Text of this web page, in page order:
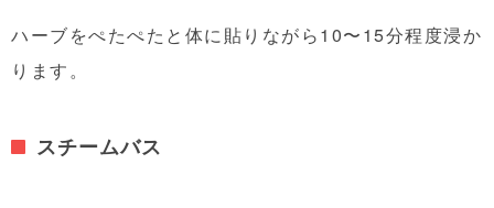
ハーブをぺたぺたと体に貼りながら10〜15分程度浸か
ります。
スチームバス